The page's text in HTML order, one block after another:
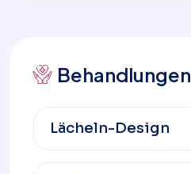
Behandlungen
Lächeln-Design